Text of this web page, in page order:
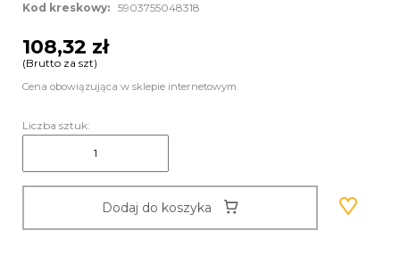
Kod kreskowy: 5903755048318
108,32 zł
(Brutto za szt)
Cena obowiązująca w sklepie internetowym.
Liczba sztuk:
Dodaj do koszyka